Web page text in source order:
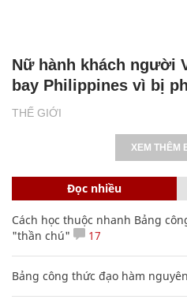
THẾ GIỚI
Nữ hành khách người
bay Philippines vì bị
XEM THÊM
Đọc nhiều
Cách học thuộc nhanh Bảng
"thần chú"
17
Bảng công thức đạo hàm